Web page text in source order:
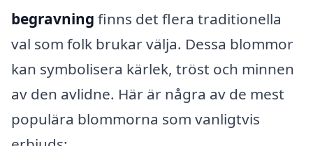
begravning finns det flera traditionella
val som folk brukar välja. Dessa blommor
kan symbolisera kärlek, tröst och minnen
av den avlidne. Här är några av de mest
populära blommorna som vanligtvis